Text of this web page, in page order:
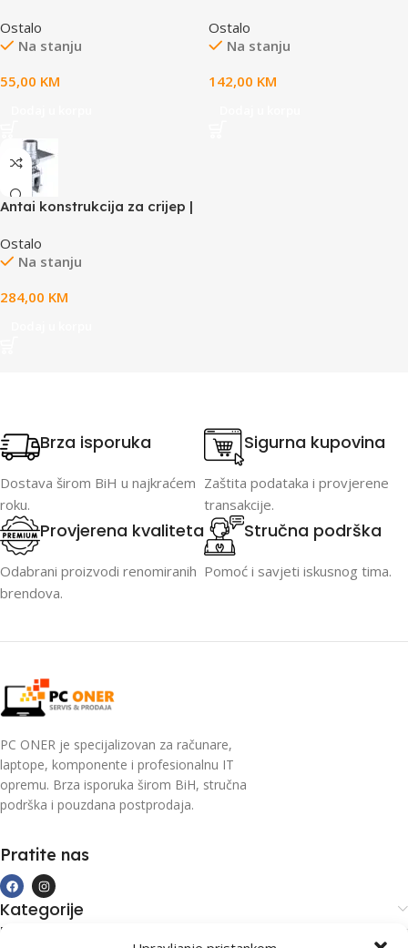
25W + max 15W, cable not
included) Black
Ostalo
Na stanju
55,00 KM
Ostalo
Na stanju
142,00 KM
Antai konstrukcija za crijep |
Ostalo
Na stanju
284,00 KM
Brza isporuka
Dostava širom BiH u najkraćem
roku.
Sigurna kupovina
Zaštita podataka i provjerene
transakcije.
Provjerena kvaliteta
Odabrani proizvodi renomiranih
brendova.
Stručna podrška
Pomoć i savjeti iskusnog tima.
PC ONER je specijalizovan za računare,
laptope, komponente i profesionalnu IT
opremu. Brza isporuka širom BiH, stručna
podrška i pouzdana postprodaja.
Pratite nas
Kategorije
Kupovina i podrška